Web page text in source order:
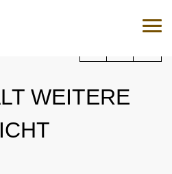
WEITERE